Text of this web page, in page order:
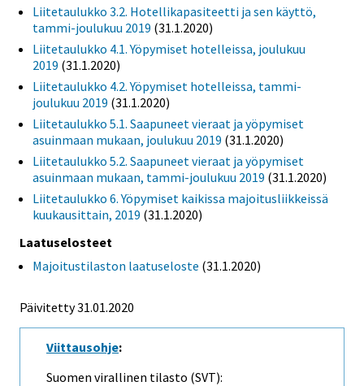
Liitetaulukko 3.2. Hotellikapasiteetti ja sen käyttö,
tammi-joulukuu 2019 (31.1.2020)
Liitetaulukko 4.1. Yöpymiset hotelleissa, joulukuu
2019 (31.1.2020)
Liitetaulukko 4.2. Yöpymiset hotelleissa, tammi-
joulukuu 2019 (31.1.2020)
Liitetaulukko 5.1. Saapuneet vieraat ja yöpymiset
asuinmaan mukaan, joulukuu 2019 (31.1.2020)
Liitetaulukko 5.2. Saapuneet vieraat ja yöpymiset
asuinmaan mukaan, tammi-joulukuu 2019 (31.1.2020)
Liitetaulukko 6. Yöpymiset kaikissa majoitusliikkeissä
kuukausittain, 2019 (31.1.2020)
Laatuselosteet
Majoitustilaston laatuseloste (31.1.2020)
Päivitetty 31.01.2020
Viittausohje:
Suomen virallinen tilasto (SVT):